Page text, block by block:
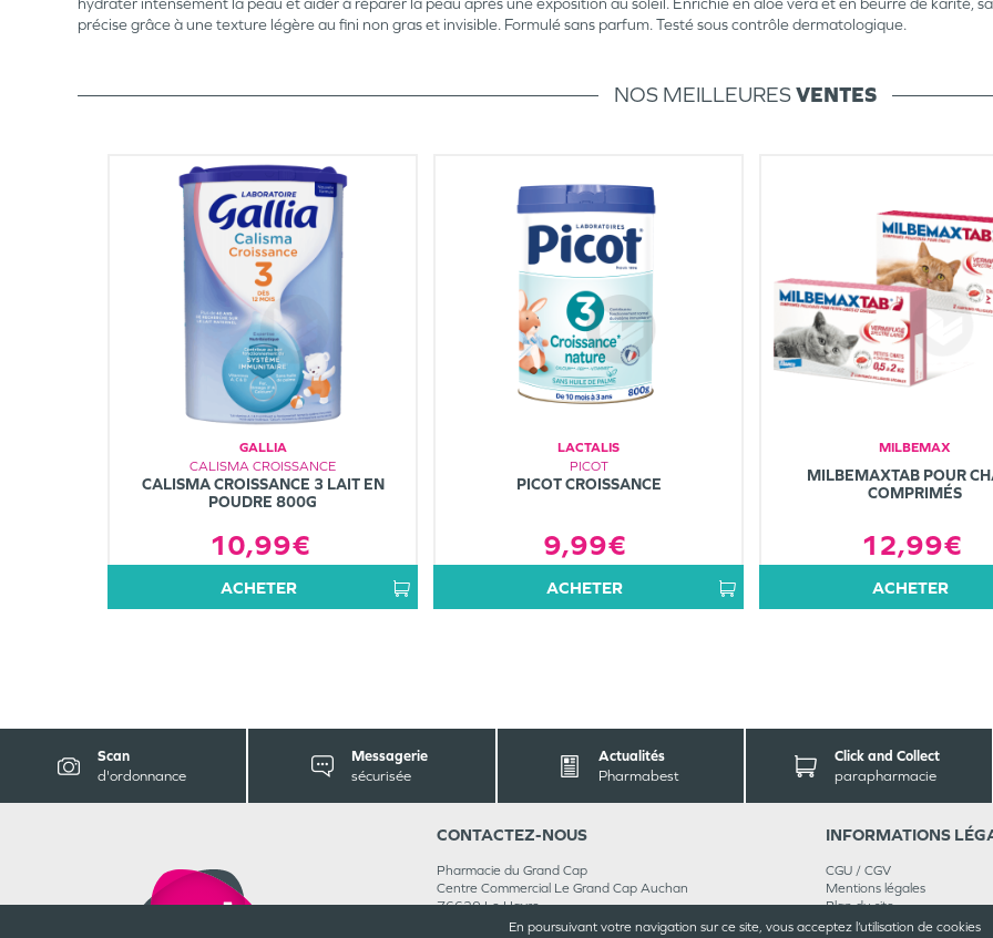
En poursuivant votre navigation sur ce site, vous acceptez l’utilisation de cookies
précise grâce à une texture légère au fini non gras et invisible. Formulé sans parfum. Testé sous contrôle dermatologique.
NOS MEILLEURESVENTES
GALLIA
CALISMA CROISSANCE
CALISMA CROISSANCE 3 LAIT EN
POUDRE 800G
10,99€
ACHETER
LACTALIS
PICOT
PICOT CROISSANCE
9,99€
ACHETER
MILBEMAX
MILBEMAXTAB POUR
COMPRIMÉS
12,99€
ACHETER
Scan
d'ordonnance
Messagerie
sécurisée
Actualités
Pharmabest
Click and Collect
parapharmacie
CONTACTEZ-NOUS
Pharmacie du Grand Cap
Centre Commercial Le Grand Cap Auchan
76620 Le Havre
02 35 46 04 30
INFORMATIONS
CGU / CGV
Mentions légales
Plan du site
Cookies et confidentialité